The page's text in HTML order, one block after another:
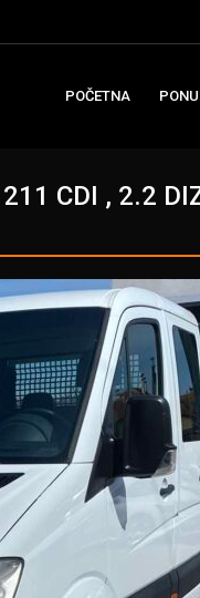
POČETNA
CDI , 2.2